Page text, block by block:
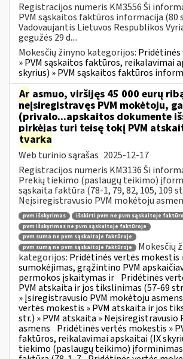
Registracijos numeris KM3556 Ši
PVM sąskaitos faktūros informacija (80
Vadovaujantis Lietuvos Respublikos
gegužės 29 d....
Mokesčių žinyno kategorijos:
» PVM sąskaitos faktūros, reikalavimai
skyrius) » PVM sąskaitos faktūros
Ar asmuo, viršijęs 45 000 eurų
neįsiregistravęs PVM mokėtoju,
(privalo...apskaitos dokumente
pirkėjas turi teisę tokį PVM
tvarka
Web turinio sąrašas 2025-12-17
Registracijos numeris KM3136 Ši
Prekių tiekimo (paslaugų teikimo)
sąskaita faktūra (78-1, 79, 82, 105, 109
Neįsiregistravusio PVM mokėtoju
pvm išskyrimas
išskirti pvm ne pvm sąskaitoje
pvm išskyrimas ne pvm sąskaitoje faktūroje
pvm suma ne pvm sąskaitoje faktūroje
pvm sumą ne pvm sąskaitoje faktūroje
Mokesčių
kategorijos: Pridėtinės vertės mokestis
sumokėjimas, grąžintino PVM
permokos įskaitymas ir Pridėtinės
PVM atskaita ir jos tikslinimas (57-69
» Įsiregistravusio PVM mokėtoju asmens
vertės mokestis » PVM atskaita ir jos
str.) » PVM atskaita » Neįsiregistravusio
asmens Pridėtinės vertės mokestis »
faktūros, reikalavimai apskaitai (IX
tiekimo (paslaugų teikimo) įforminimas